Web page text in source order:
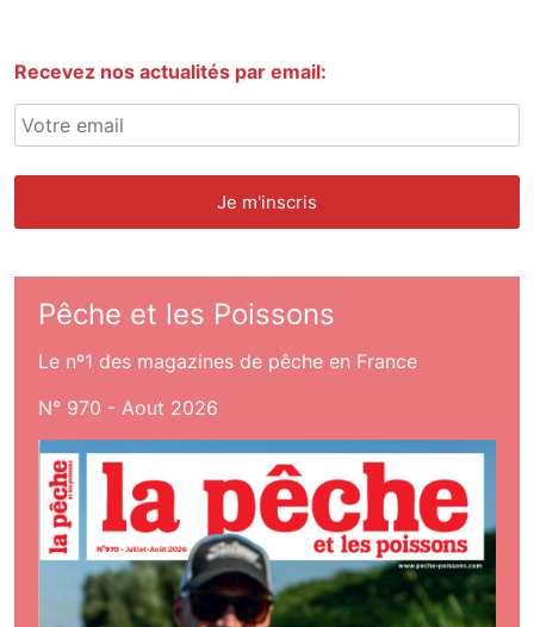
Recevez nos actualités par email:
Pêche et les Poissons
Le nº1 des magazines de pêche en France
N° 970 - Aout 2026